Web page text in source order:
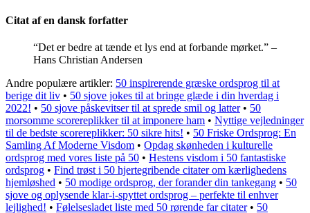
Citat af en dansk forfatter
“Det er bedre at tænde et lys end at forbande mørket.” –
Hans Christian Andersen
Andre populære artikler: 50 inspirerende græske ordsprog til at
berige dit liv • 50 sjove jokes til at bringe glæde i din hverdag i
2022! • 50 sjove påskevitser til at sprede smil og latter• 50
morsomme scorereplikker til at imponere ham • Nyttige vejledninger
til de bedste scorereplikker: 50 sikre hits! • 50 Friske Ordsprog: En
Samling Af Moderne Visdom • Opdag skønheden i kulturelle
ordsprog med vores liste på 50 • Hestens visdom i 50 fantastiske
ordsprog • Find trøst i 50 hjertegribende citater om kærlighedens
hjemløshed • 50 modige ordsprog, der forander din tankegang • 50
sjove og oplysende klar-i-spyttet ordsprog – perfekte til enhver
lejlighed! • Følelsesladet liste med 50 rørende far citater• 50